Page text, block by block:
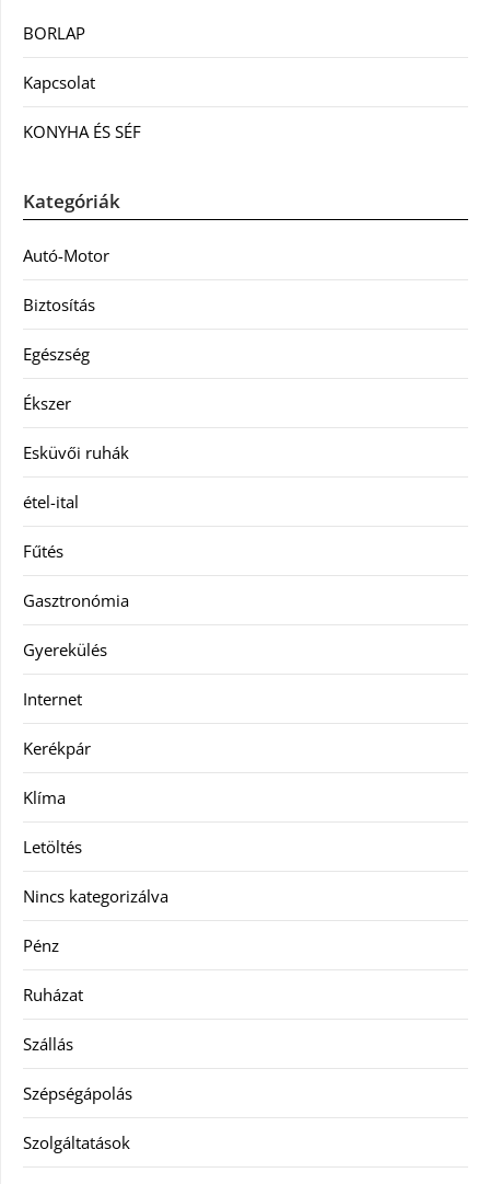
BORLAP
Kapcsolat
KONYHA ÉS SÉF
Kategóriák
Autó-Motor
Biztosítás
Egészség
Ékszer
Esküvői ruhák
étel-ital
Fűtés
Gasztronómia
Gyerekülés
Internet
Kerékpár
Klíma
Letöltés
Nincs kategorizálva
Pénz
Ruházat
Szállás
Szépségápolás
Szolgáltatások